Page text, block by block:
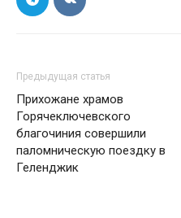
Предыдущая статья
Прихожане храмов
Горячеключевского
благочиния совершили
паломническую поездку в
Геленджик